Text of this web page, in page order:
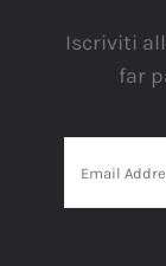
Iscriviti
far